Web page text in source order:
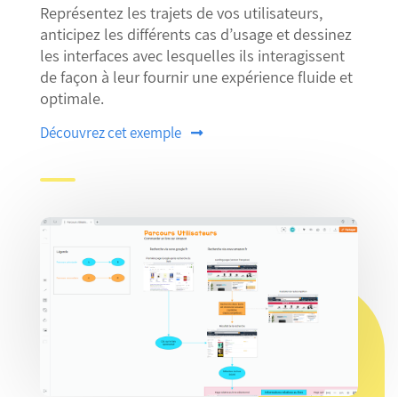
Représentez les trajets de vos utilisateurs,
anticipez les différents cas d’usage et dessinez
les interfaces avec lesquelles ils interagissent
de façon à leur fournir une expérience fluide et
optimale.
Découvrez cet exemple